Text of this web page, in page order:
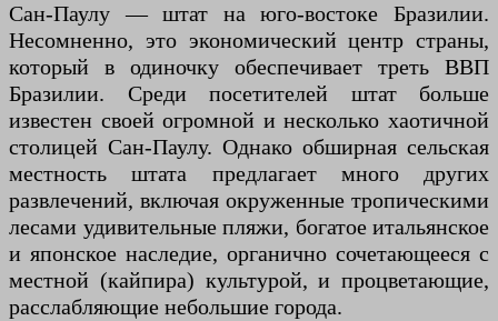
Сан-Паулу — штат на юго-востоке Бразилии.
Несомненно, это экономический центр страны,
который в одиночку обеспечивает треть ВВП
Бразилии. Среди посетителей штат больше
известен своей огромной и несколько хаотичной
столицей Сан-Паулу. Однако обширная сельская
местность штата предлагает много других
развлечений, включая окруженные тропическими
лесами удивительные пляжи, богатое итальянское
и японское наследие, органично сочетающееся с
местной (кайпира) культурой, и процветающие,
расслабляющие небольшие города.